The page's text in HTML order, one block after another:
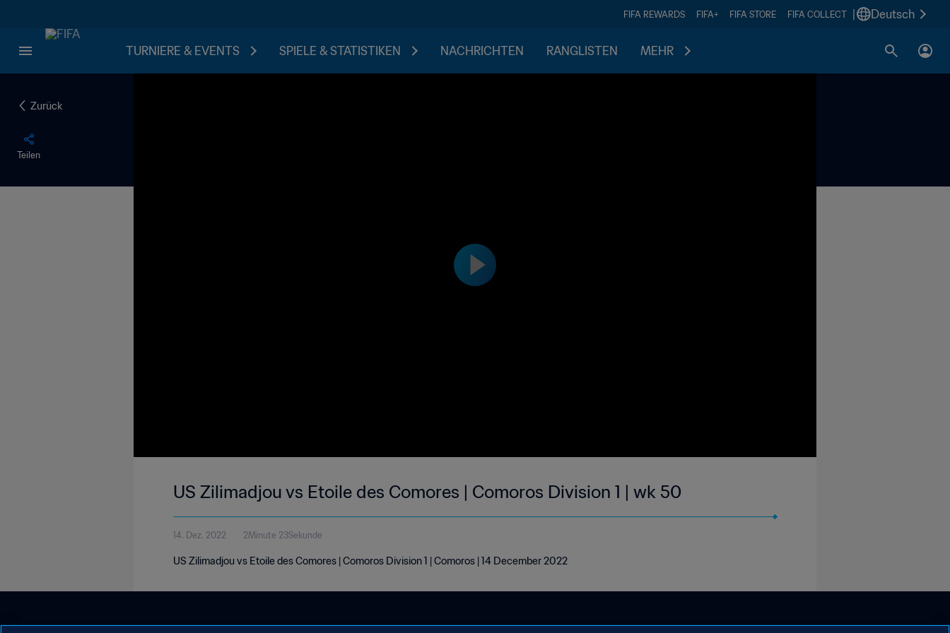
FIFA REWARDS FIFA+ FIFA STORE FIFA COLLECT Deutsch
TURNIERE & EVENTS SPIELE & STATISTIKEN NACHRICHTEN RANGLISTEN MEHR
Zurück
Teilen
US Zilimadjou vs Etoile des Comores | Comoros Division 1 | wk 50
14. Dez. 2022 2Minute 23Sekunde
US Zilimadjou vs Etoile des Comores | Comoros Division 1 | Comoros | 14 December 2022